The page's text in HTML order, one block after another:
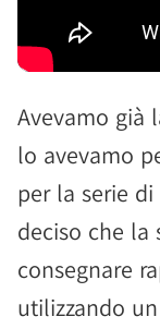
Avevamo già
lo avevamo
per la serie
deciso che la
consegnare
utilizzando